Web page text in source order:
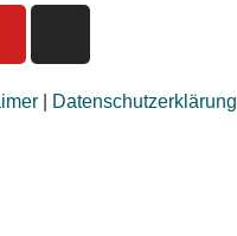
Datenschutzerklärung